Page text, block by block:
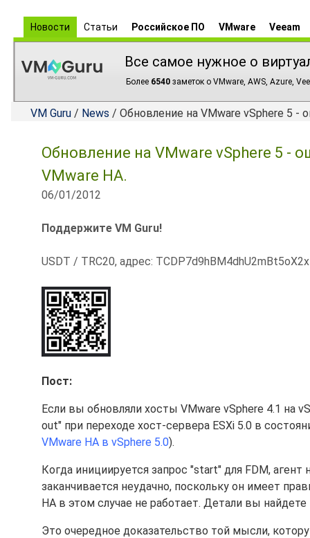
Новости Статьи Российское ПО VMware Veeam
Все самое нужное о
Более 6540 заметок о VMware, AWS, Azure,
VM Guru / News / Обновление на VMware vSphere 5 -
Обновление на VMware vSphere 5 -
VMware HA.
06/01/2012
Поддержите VM Guru!
USDT / TRC20, адрес:
Пост:
Если вы обновляли хосты VMware vSphere 4.1 на
out" при переходе хост-сервера ESXi 5.0 в
VMware HA в vSphere 5.0).
Когда инициируется запрос "start" для FDM,
заканчивается неудачно, поскольку он имеет
HA в этом случае не работает. Детали вы
Это очередное доказательство той мысли,